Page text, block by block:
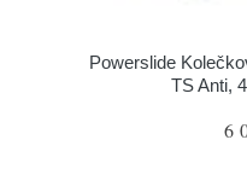
Powerslide
TS Anti,
6